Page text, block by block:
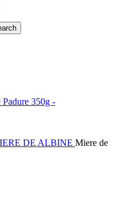
DE ALBINE Miere de